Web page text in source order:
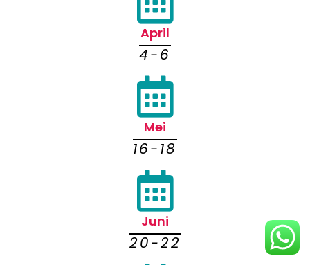
April
4-6
Mei
16-18
Juni
20-22